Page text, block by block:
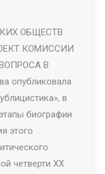
ОБЩЕСТВ
КОМИССИИ
В
опубликовала
в
биографии
этого
четверти XX